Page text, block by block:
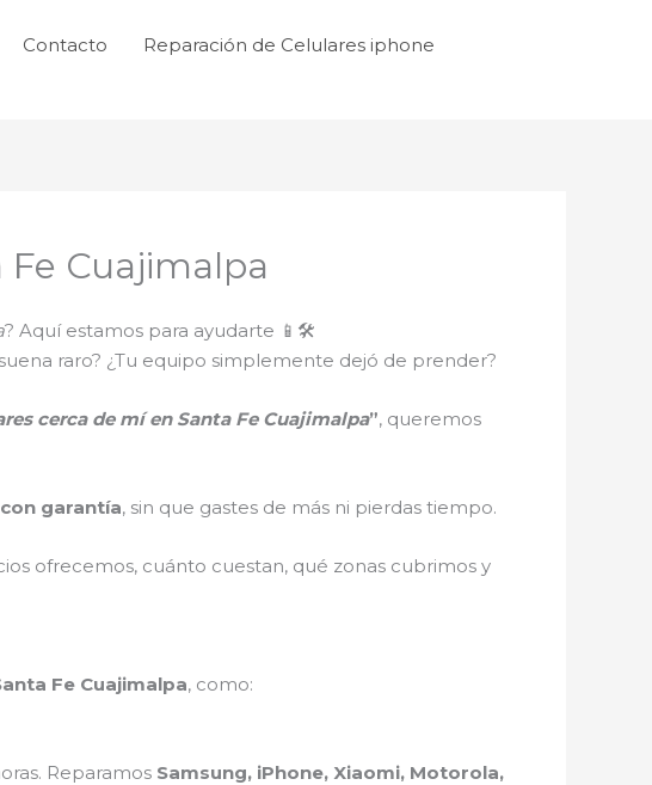
Contacto
Reparación de Celulares iphone
Fe Cuajimalpa
? Aquí estamos para ayudarte 📱🛠️
raro? ¿Tu equipo simplemente dejó de prender?
cerca de mí en Santa Fe Cuajimalpa”, queremos
garantía, sin que gastes de más ni pierdas tiempo.
ofrecemos, cuánto cuestan, qué zonas cubrimos y
Fe Cuajimalpa, como:
Reparamos Samsung, iPhone, Xiaomi, Motorola,